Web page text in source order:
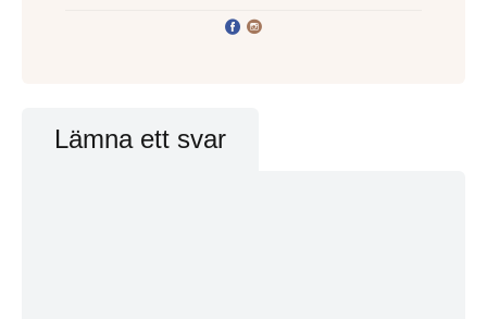
Lämna ett svar